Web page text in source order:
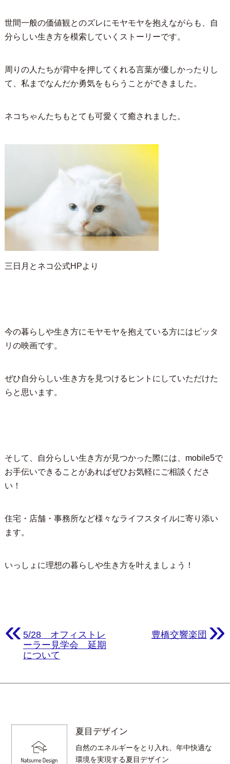
世間一般の価値観とのズレにモヤモヤを抱えながらも、自
分らしい生き方を模索していくストーリーです。
周りの人たちが背中を押してくれる言葉が優しかったりし
て、私までなんだか勇気をもらうことができました。
ネコちゃんたちもとても可愛くて癒されました。
三日月とネコ公式HPより
今の暮らしや生き方にモヤモヤを抱えている方にはピッタ
リの映画です。
ぜひ自分らしい生き方を見つけるヒントにしていただけた
らと思います。
そして、自分らしい生き方が見つかった際には、mobile5で
お手伝いできることがあればぜひお気軽にご相談くださ
い！
住宅・店舗・事務所など様々なライフスタイルに寄り添い
ます。
いっしょに理想の暮らしや生き方を叶えましょう！
« 5/28 オフィストレ
ーラー見学会 延期
について
豊橋交響楽団 »
夏目デザイン
自然のエネルギーをとり入れ、年中快適な
環境を実現する夏目デザイン